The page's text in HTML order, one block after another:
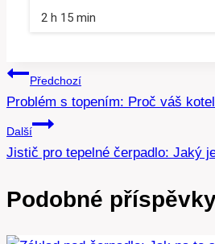
2 h 15 min
Navigace
pro
příspěvek
Předchozí
Problém s topením: Proč váš
Další
Jistič pro tepelné čerpadlo: Jaký
Podobné